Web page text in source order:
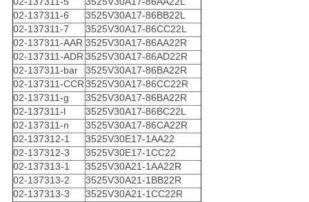
02-137311-6
3525V30A17-86BB22L
02-137311-7
3525V30A17-86CC22L
02-137311-AAR 3525V30A17-86AA22R
02-137311-ADR 3525V30A17-86AD22R
02-137311-bar
3525V30A17-86BA22R
02-137311-CCR3525V30A17-86CC22R
02-137311-g
3525V30A17-86BA22R
02-137311-l
3525V30A17-86BC22L
02-137311-n
3525V30A17-86CA22R
02-137312-1
3525V30E17-1AA22
02-137312-3
3525V30E17-1CC22
02-137313-1
3525V30A21-1AA22R
02-137313-2
3525V30A21-1BB22R
02-137313-3
3525V30A21-1CC22R